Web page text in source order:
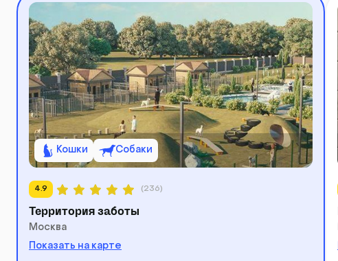
Кошки Собаки
4.9 (236)
Территория заботы
Москва
Показать на карте